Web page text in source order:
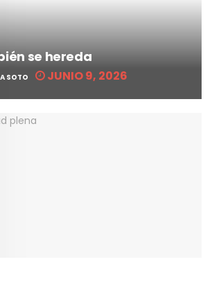
se hereda
SOTO JUNIO 9, 2026